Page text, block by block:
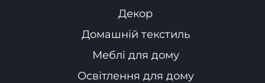
Декор
Домашній текстиль
Меблі для дому
Освітлення для дому